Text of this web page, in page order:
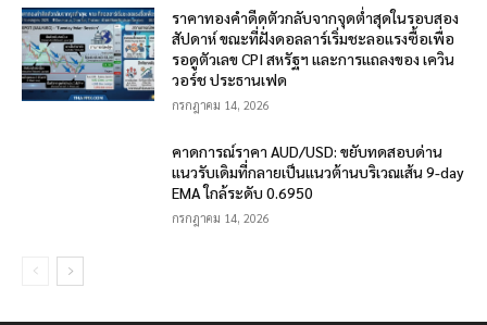
ราคาทองคำดีดตัวกลับจากจุดต่ำสุดในรอบสอง
สัปดาห์ ขณะที่ฝั่งดอลลาร์เริ่มชะลอแรงซื้อเพื่อ
รอดูตัวเลข CPI สหรัฐฯ และการแถลงของ เควิน
วอร์ช ประธานเฟด
กรกฎาคม 14, 2026
คาดการณ์ราคา AUD/USD: ขยับทดสอบด่าน
แนวรับเดิมที่กลายเป็นแนวต้านบริเวณเส้น 9-day
EMA ใกล้ระดับ 0.6950
กรกฎาคม 14, 2026